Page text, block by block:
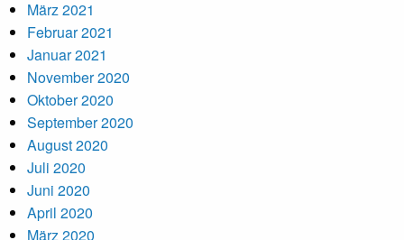
März 2021
Februar 2021
Januar 2021
November 2020
Oktober 2020
September 2020
August 2020
Juli 2020
Juni 2020
April 2020
März 2020